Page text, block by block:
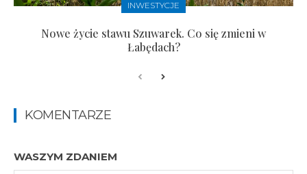
INWESTYCJE
Nowe życie stawu Szuwarek. Co się zmieni w
Łabędach?
KOMENTARZE
WASZYM ZDANIEM